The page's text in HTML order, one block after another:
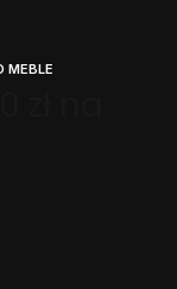
MEBLE